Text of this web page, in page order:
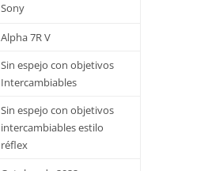
Sony
Alpha 7R V
Sin espejo con objetivos
Intercambiables
Sin espejo con objetivos
intercambiables estilo
réflex